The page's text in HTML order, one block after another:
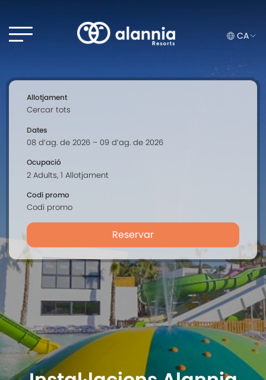
CA
Allotjament
Dates
Ocupació
Codi promo
Reservar